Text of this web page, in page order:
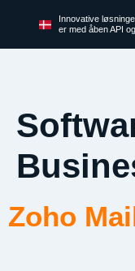
Innovative
er med åben API
Zoho